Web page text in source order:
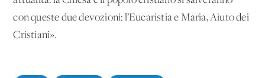
con queste due devozioni: l’Eucaristia e Maria, Aiuto dei
Cristiani».